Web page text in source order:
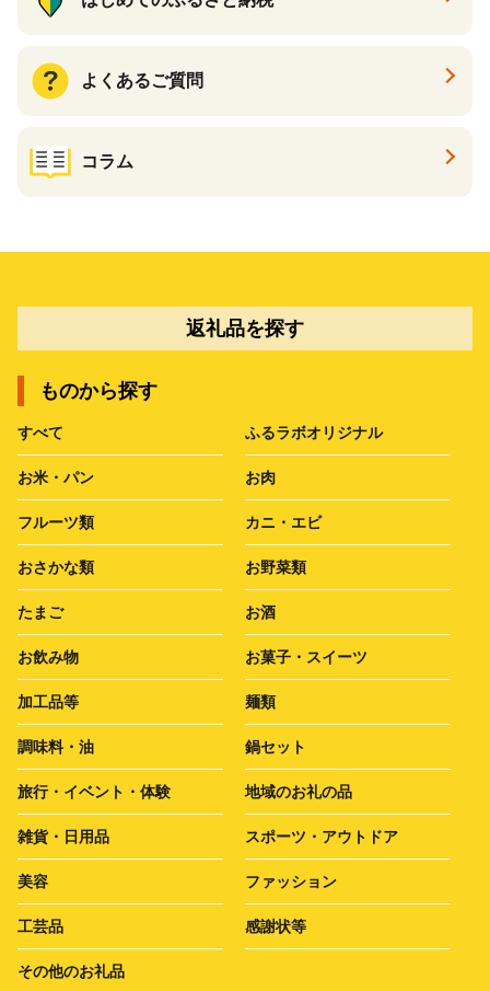
よくあるご質問
コラム
返礼品を探す
ものから探す
すべて ふるラボオリジナル
お米・パン お肉
フルーツ類 カニ・エビ
おさかな類 お野菜類
たまご お酒
お飲み物 お菓子・スイーツ
加工品等 麺類
調味料・油 鍋セット
旅行・イベント・体験 地域のお礼の品
雑貨・日用品 スポーツ・アウトドア
美容 ファッション
工芸品 感謝状等
その他のお礼品